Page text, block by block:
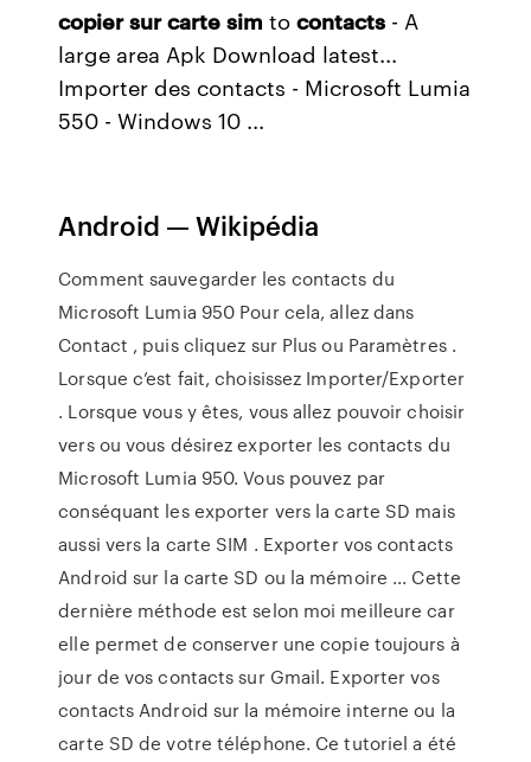
copier sur carte sim tocontacts - A
large area Apk Download latest...
Importer des contacts - Microsoft Lumia
550 - Windows 10 ...
Android — Wikipédia
Comment sauvegarder les contacts du
Microsoft Lumia 950 Pour cela, allez dans
Contact , puis cliquez sur Plus ou Paramètres .
Lorsque c’est fait, choisissez Importer/Exporter
. Lorsque vous y êtes, vous allez pouvoir choisir
vers ou vous désirez exporter les contacts du
Microsoft Lumia 950. Vous pouvez par
conséquant les exporter vers la carte SD mais
aussi vers la carte SIM . Exporter vos contacts
Android sur la carte SD ou la mémoire ... Cette
dernière méthode est selon moi meilleure car
elle permet de conserver une copie toujours à
jour de vos contacts sur Gmail. Exporter vos
contacts Android sur la mémoire interne ou la
carte SD de votre téléphone. Ce tutoriel a été